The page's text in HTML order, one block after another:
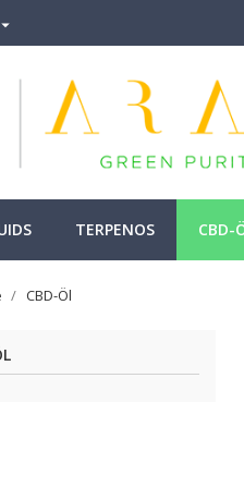

TERPENOS CBD-
CBD-Öl